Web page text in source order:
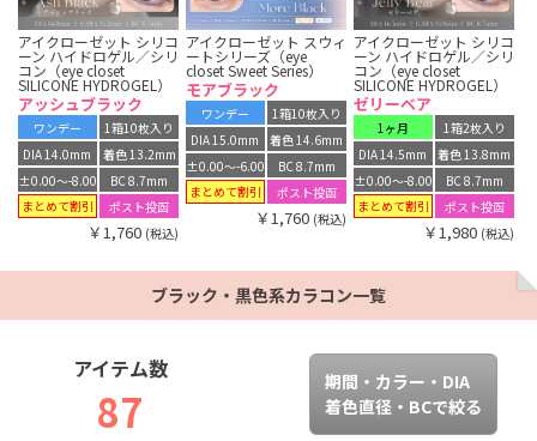
アイクローゼット シリコ
ーン ハイドロゲル／シリ
コン（eye closet
SILICONE HYDROGEL）
アッシュブラック
ワンデー
1箱10枚入り
DIA 14.0mm
着色 13.2mm
±0.00〜-8.00
BC 8.7mm
まとめて割引
ポスト投函
￥1,760 (税込)
アイクローゼット スウィ
ートシリーズ（eye
closet Sweet Series）
モアブラック
ワンデー
1箱10枚入り
DIA 15.0mm
着色 14.6mm
±0.00〜-6.00
BC 8.7mm
まとめて割引
ポスト投函
￥1,760 (税込)
アイクローゼット シリコ
ーン ハイドロゲル／シリ
コン（eye closet
SILICONE HYDROGEL）
ゼリーベア
1ヶ月
1箱2枚入り
DIA 14.5mm
着色 13.8mm
±0.00〜-8.00
BC 8.7mm
まとめて割引
ポスト投函
￥1,980 (税込)
ブラック・黒色系カラコン一覧
アイテム数
87
期間・カラー・DIA
着色直径・BCで絞る